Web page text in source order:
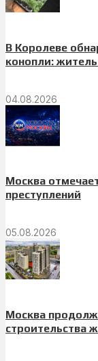
В Королеве
конопли:
04.08.2026
Москва
преступлений
05.08.2026
Москва
строительства